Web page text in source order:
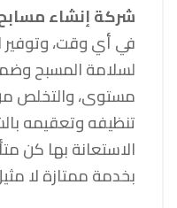
شركة إنشاء مسابح
في أي وقت، وتوفير
لسلامة المسبح
مستوى، والتخلص
تنظيفه وتعقيمه
الاستعانة بها كن
بخدمة ممتازة لا